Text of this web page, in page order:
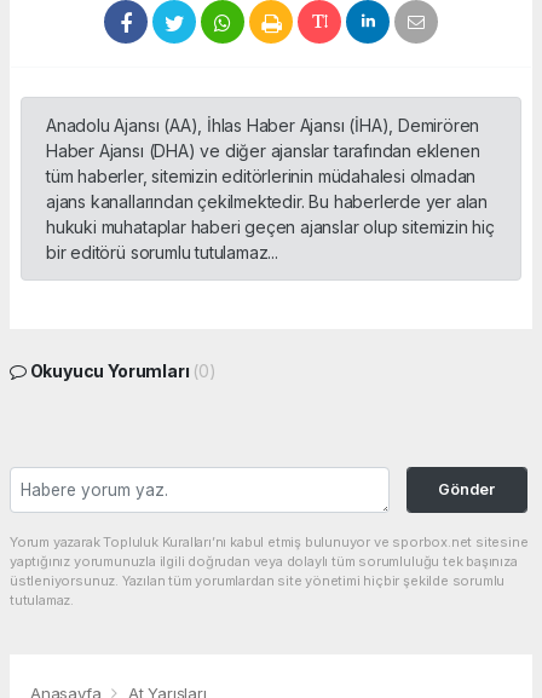
Anadolu Ajansı (AA), İhlas Haber Ajansı (İHA), Demirören
Haber Ajansı (DHA) ve diğer ajanslar tarafından eklenen
tüm haberler, sitemizin editörlerinin müdahalesi olmadan
ajans kanallarından çekilmektedir. Bu haberlerde yer alan
hukuki muhataplar haberi geçen ajanslar olup sitemizin hiç
bir editörü sorumlu tutulamaz...
Okuyucu Yorumları (0)
Gönder
Yorum yazarak Topluluk Kuralları’nı kabul etmiş bulunuyor ve sporbox.net sitesine
yaptığınız yorumunuzla ilgili doğrudan veya dolaylı tüm sorumluluğu tek başınıza
üstleniyorsunuz. Yazılan tüm yorumlardan site yönetimi hiçbir şekilde sorumlu
tutulamaz.
Anasayfa At Yarışları